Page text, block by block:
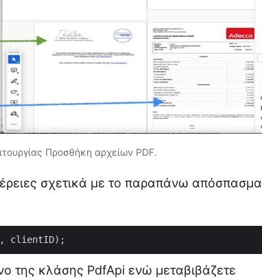
Προσθήκη αρχείων PDF.
σχετικά με το παραπάνω απόσπασμα
της κλάσης PdfApi ενώ μεταβιβάζετε